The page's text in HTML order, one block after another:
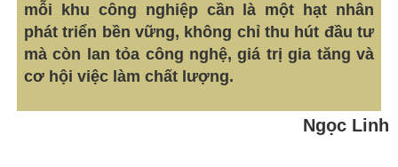
mỗi khu công nghiệp cần là một hạt nhân
phát triển bền vững, không chỉ thu hút đầu tư
mà còn lan tỏa công nghệ, giá trị gia tăng và
cơ hội việc làm chất lượng.
Ngọc Linh